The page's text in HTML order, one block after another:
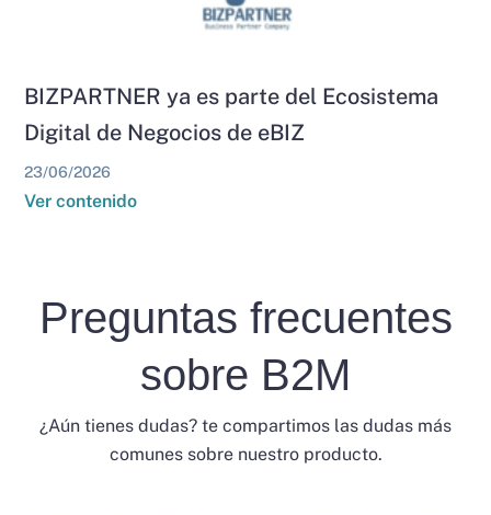
BIZPARTNER ya es parte del Ecosistema
Digital de Negocios de eBIZ
23/06/2026
Ver contenido
Preguntas frecuentes
sobre B2M
¿Aún tienes dudas? te compartimos las dudas más
comunes sobre nuestro producto.